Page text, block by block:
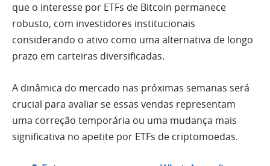
que o interesse por ETFs de Bitcoin permanece
robusto, com investidores institucionais
considerando o ativo como uma alternativa de longo
prazo em carteiras diversificadas.
A dinâmica do mercado nas próximas semanas será
crucial para avaliar se essas vendas representam
uma correção temporária ou uma mudança mais
significativa no apetite por ETFs de criptomoedas.